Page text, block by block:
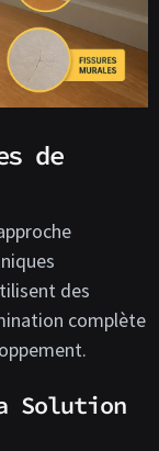
de
des
complète
Solution